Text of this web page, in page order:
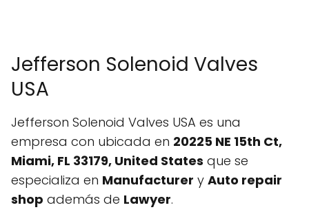
Jefferson Solenoid Valves
USA
Jefferson Solenoid Valves USA es una
empresa con ubicada en 20225 NE 15th Ct,
Miami, FL 33179, United States que se
especializa en Manufacturer y Auto repair
shop además de Lawyer.